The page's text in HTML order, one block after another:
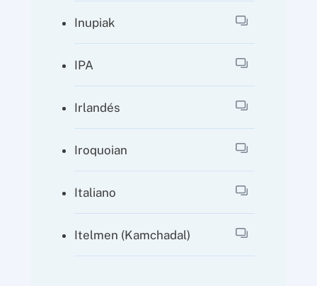
Inupiak
IPA
Irlandés
Iroquoian
Italiano
Itelmen (Kamchadal)